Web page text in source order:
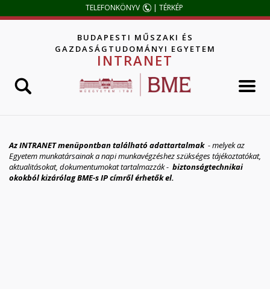
Jump to navigation
TELEFONKÖNYV | TÉRKÉP
BUDAPESTI MŰSZAKI ÉS
GAZDASÁGTUDOMÁNYI EGYETEM
INTRANET
Az INTRANET menüpontban található adattartalmak- melyek az
Egyetem munkatársainak a napi munkavégzéshez szükséges tájékoztatókat,
aktualitásokat, dokumentumokat tartalmazzák - biztonságtechnikai
okokból kizárólag BME-s IP címről érhetők el.